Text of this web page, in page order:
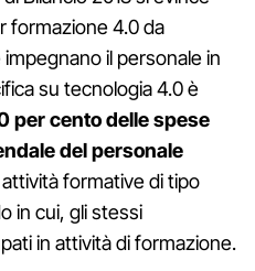
formazione 4.0 da
il personale in
su tecnologia 4.0 è
per cento delle spese
del personale
formative di tipo
in cui, gli stessi
in attività di formazione.